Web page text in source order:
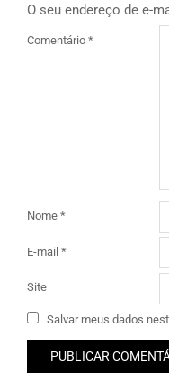
O seu endereço de e-
Comentário *
Nome *
E-mail *
Site
Salvar meus dados